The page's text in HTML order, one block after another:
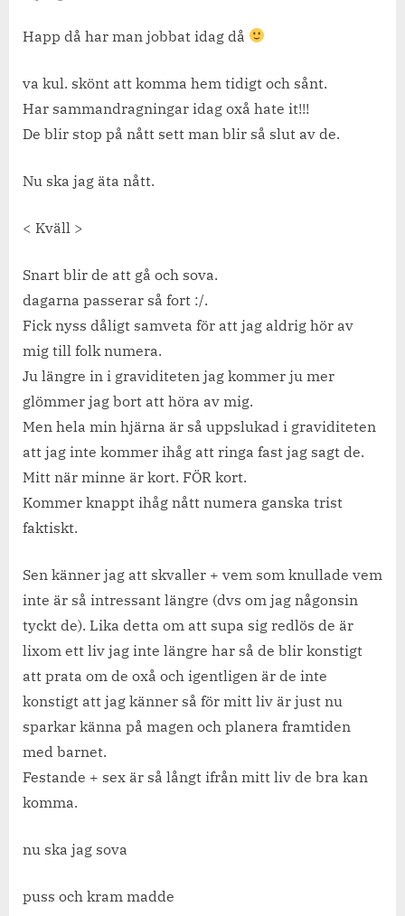
Happ då har man jobbat idag då
va kul. skönt att komma hem tidigt och sånt.
Har sammandragningar idag oxå hate it!!!
De blir stop på nått sett man blir så slut av de.
Nu ska jag äta nått.
< Kväll >
Snart blir de att gå och sova.
dagarna passerar så fort :/.
Fick nyss dåligt samveta för att jag aldrig hör av
mig till folk numera.
Ju längre in i graviditeten jag kommer ju mer
glömmer jag bort att höra av mig.
Men hela min hjärna är så uppslukad i graviditeten
att jag inte kommer ihåg att ringa fast jag sagt de.
Mitt när minne är kort. FÖR kort.
Kommer knappt ihåg nått numera ganska trist
faktiskt.
Sen känner jag att skvaller + vem som knullade vem
inte är så intressant längre (dvs om jag någonsin
tyckt de). Lika detta om att supa sig redlös de är
lixom ett liv jag inte längre har så de blir konstigt
att prata om de oxå och igentligen är de inte
konstigt att jag känner så för mitt liv är just nu
sparkar känna på magen och planera framtiden
med barnet.
Festande + sex är så långt ifrån mitt liv de bra kan
komma.
nu ska jag sova
puss och kram madde